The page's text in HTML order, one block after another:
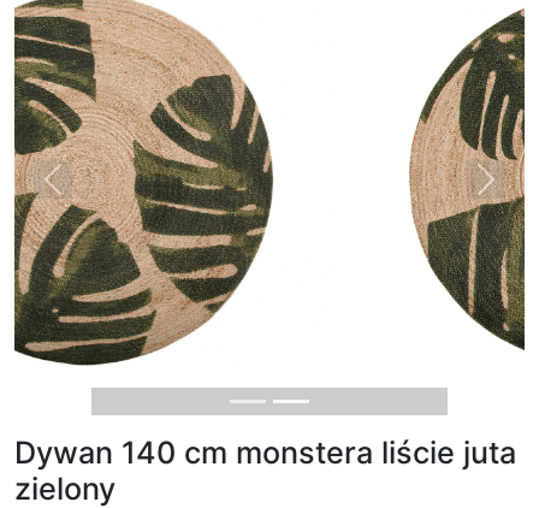
Previous Next
Dywan 140 cm monstera liście juta
zielony